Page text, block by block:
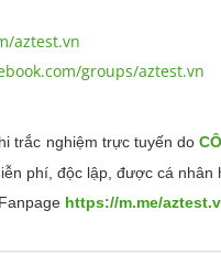
aztest.vn
groups/aztest.vn
trắc nghiệm trực tuyến do
phí, độc lập, được cá nhân
https://m.me/